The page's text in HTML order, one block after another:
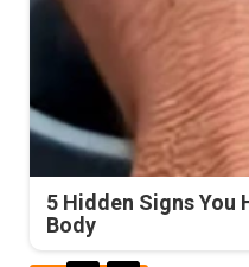
5 Hidden Signs You
Body